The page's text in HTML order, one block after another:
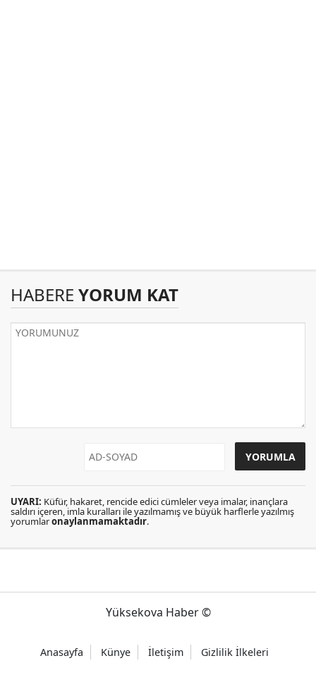
HABERE YORUM KAT
UYARI: Küfür, hakaret, rencide edici cümleler veya imalar, inançlara
saldırı içeren, imla kuralları ile yazılmamış ve büyük harflerle yazılmış
yorumlaronaylanmamaktadır.
Yüksekova Haber ©
Anasayfa Künye İletişim Gizlilik İlkeleri